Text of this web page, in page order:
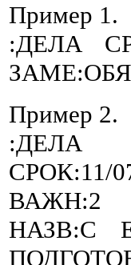
Пример 1.
:ДЕЛА
Пример 2.
:ДЕЛА
СРОК:11/
ВАЖН:2
НАЗВ:С